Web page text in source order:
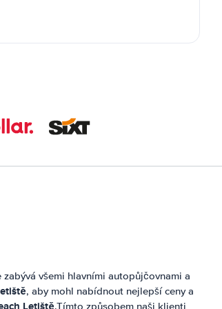
zabývá všemi hlavními autopůjčovnami a
, aby mohl nabídnout nejlepší ceny a
.Tímto způsobem naši klienti